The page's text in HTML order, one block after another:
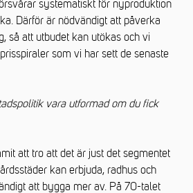
systematiskt för nyproduktion
Därför är nödvändigt att påverka
så att utbudet kan utökas och vi
som vi har sett de senaste
vara utformad om du fick
att tro att det är just det segmentet
kan erbjuda, radhus och
att bygga mer av. På 70-talet